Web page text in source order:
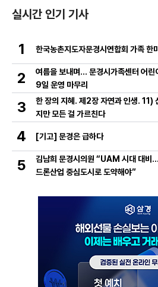
실시간 인기 기사
1 한국농촌지도자문경시연합회 가족 한
2
여름을 보내며… 문경시가족센터 어린
9일 운영 마무리
3
한 장의 지혜. 제2장 자연과 인생. 11)
지만 모든 걸 가르친다
4 [기고] 문경은 급하다
5
김남희 문경시의원 “UAM 시대 대비
드론산업 중심도시로 도약해야”